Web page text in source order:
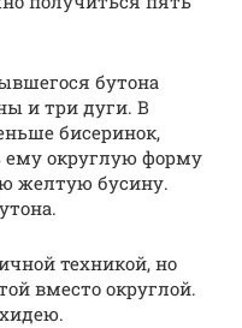
бутона
и три дуги. В
бисеринок,
ему округлую форму
желтую бусину.
техникой, но
вместо округлой.